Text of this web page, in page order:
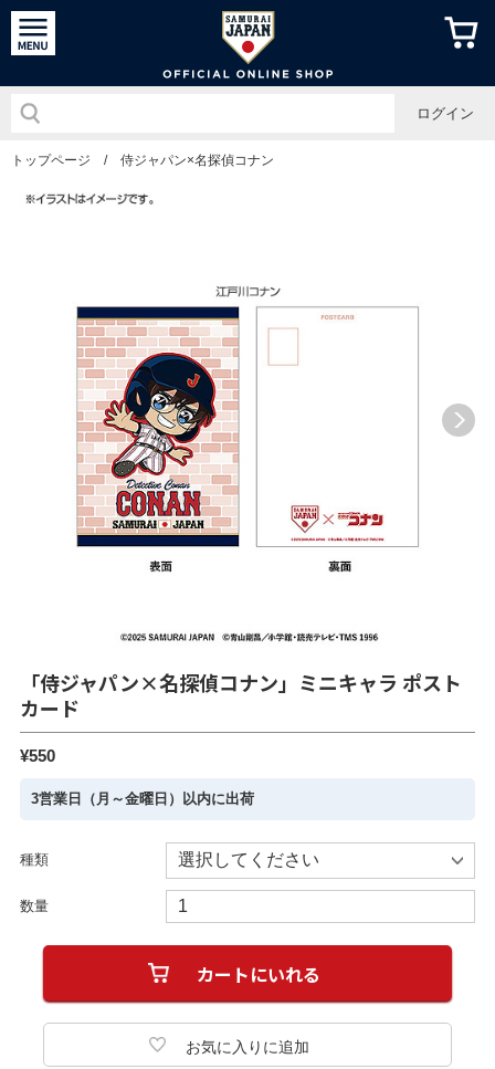
侍ジャパ
ログイン
トップページ / 侍ジャパン×名探偵コナン
「侍ジャパン×名探偵コナン」ミニキャラ ポスト
カード
¥550
3営業日（月～金曜日）以内に出荷
種類
数量